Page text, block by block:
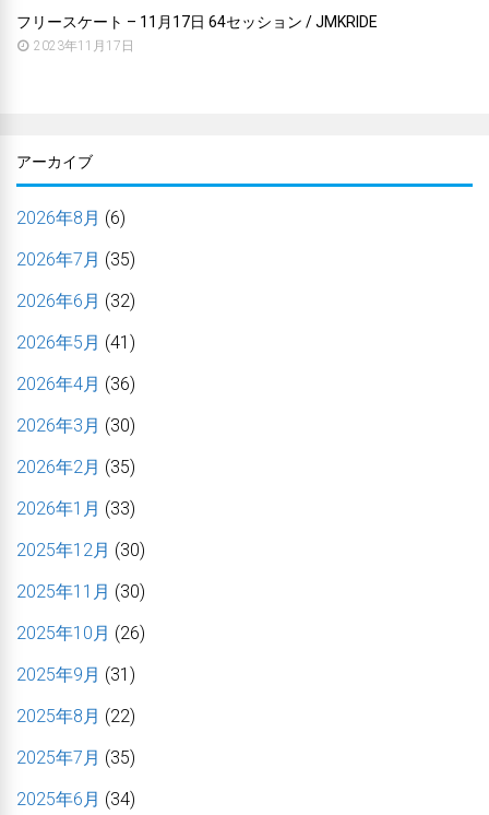
フリースケート – 11月17日 64セッション / JMKRIDE
2023年11月17日
アーカイブ
2026年8月 (6)
2026年7月 (35)
2026年6月 (32)
2026年5月 (41)
2026年4月 (36)
2026年3月 (30)
2026年2月 (35)
2026年1月 (33)
2025年12月 (30)
2025年11月 (30)
2025年10月 (26)
2025年9月 (31)
2025年8月 (22)
2025年7月 (35)
2025年6月 (34)